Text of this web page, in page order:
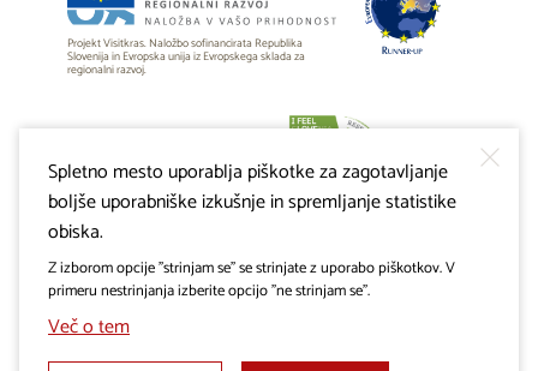
Projekt Visitkras. Naložbo sofinancirata Republika
Slovenija in Evropska unija iz Evropskega sklada za
regionalni razvoj.
Spletno mesto uporablja piškotke za zagotavljanje
boljše uporabniške izkušnje in spremljanje statistike
obiska.
Z izborom opcije "strinjam se" se strinjate z uporabo piškotkov. V
primeru nestrinjanja izberite opcijo "ne strinjam se".
Več o tem